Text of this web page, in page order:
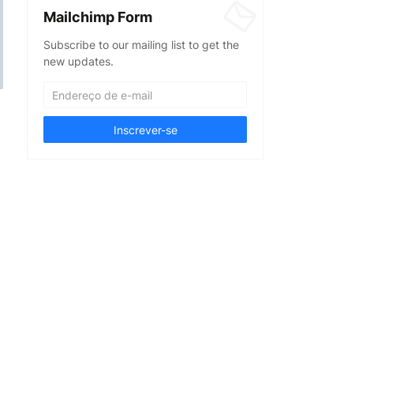
Mailchimp Form
Subscribe to our mailing list to get the
new updates.